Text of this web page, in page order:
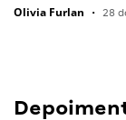
Olivia Furlan • 28